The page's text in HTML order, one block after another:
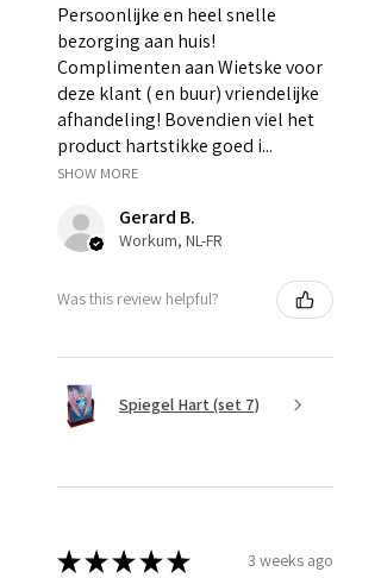
Persoonlijke en heel snelle
bezorging aan huis!
Complimenten aan Wietske voor
deze klant ( en buur) vriendelijke
afhandeling! Bovendien viel het
product hartstikke goed i...
SHOW MORE
Gerard B.
Workum, NL-FR
Was this review helpful?
Spiegel Hart (set 7)
★★★★★ 3 weeks ago